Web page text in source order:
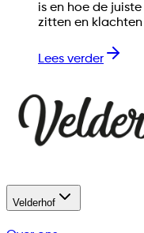
is en hoe de
zitten en
Lees verder
Velderhof